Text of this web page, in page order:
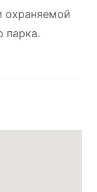
охраняемой
парка.